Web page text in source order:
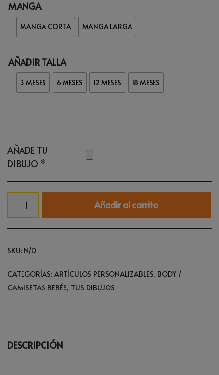
MANGA
MANGA CORTA MANGA LARGA
AÑADIR TALLA
3 MESES 6 MESES 12 MESES 18 MESES
AÑADE TU
DIBUJO *
Añadir al carrito
SKU: N/D
CATEGORÍAS: ARTÍCULOS PERSONALIZABLES, BODY /
CAMISETAS BEBÉS, TUS DIBUJOS
DESCRIPCIÓN